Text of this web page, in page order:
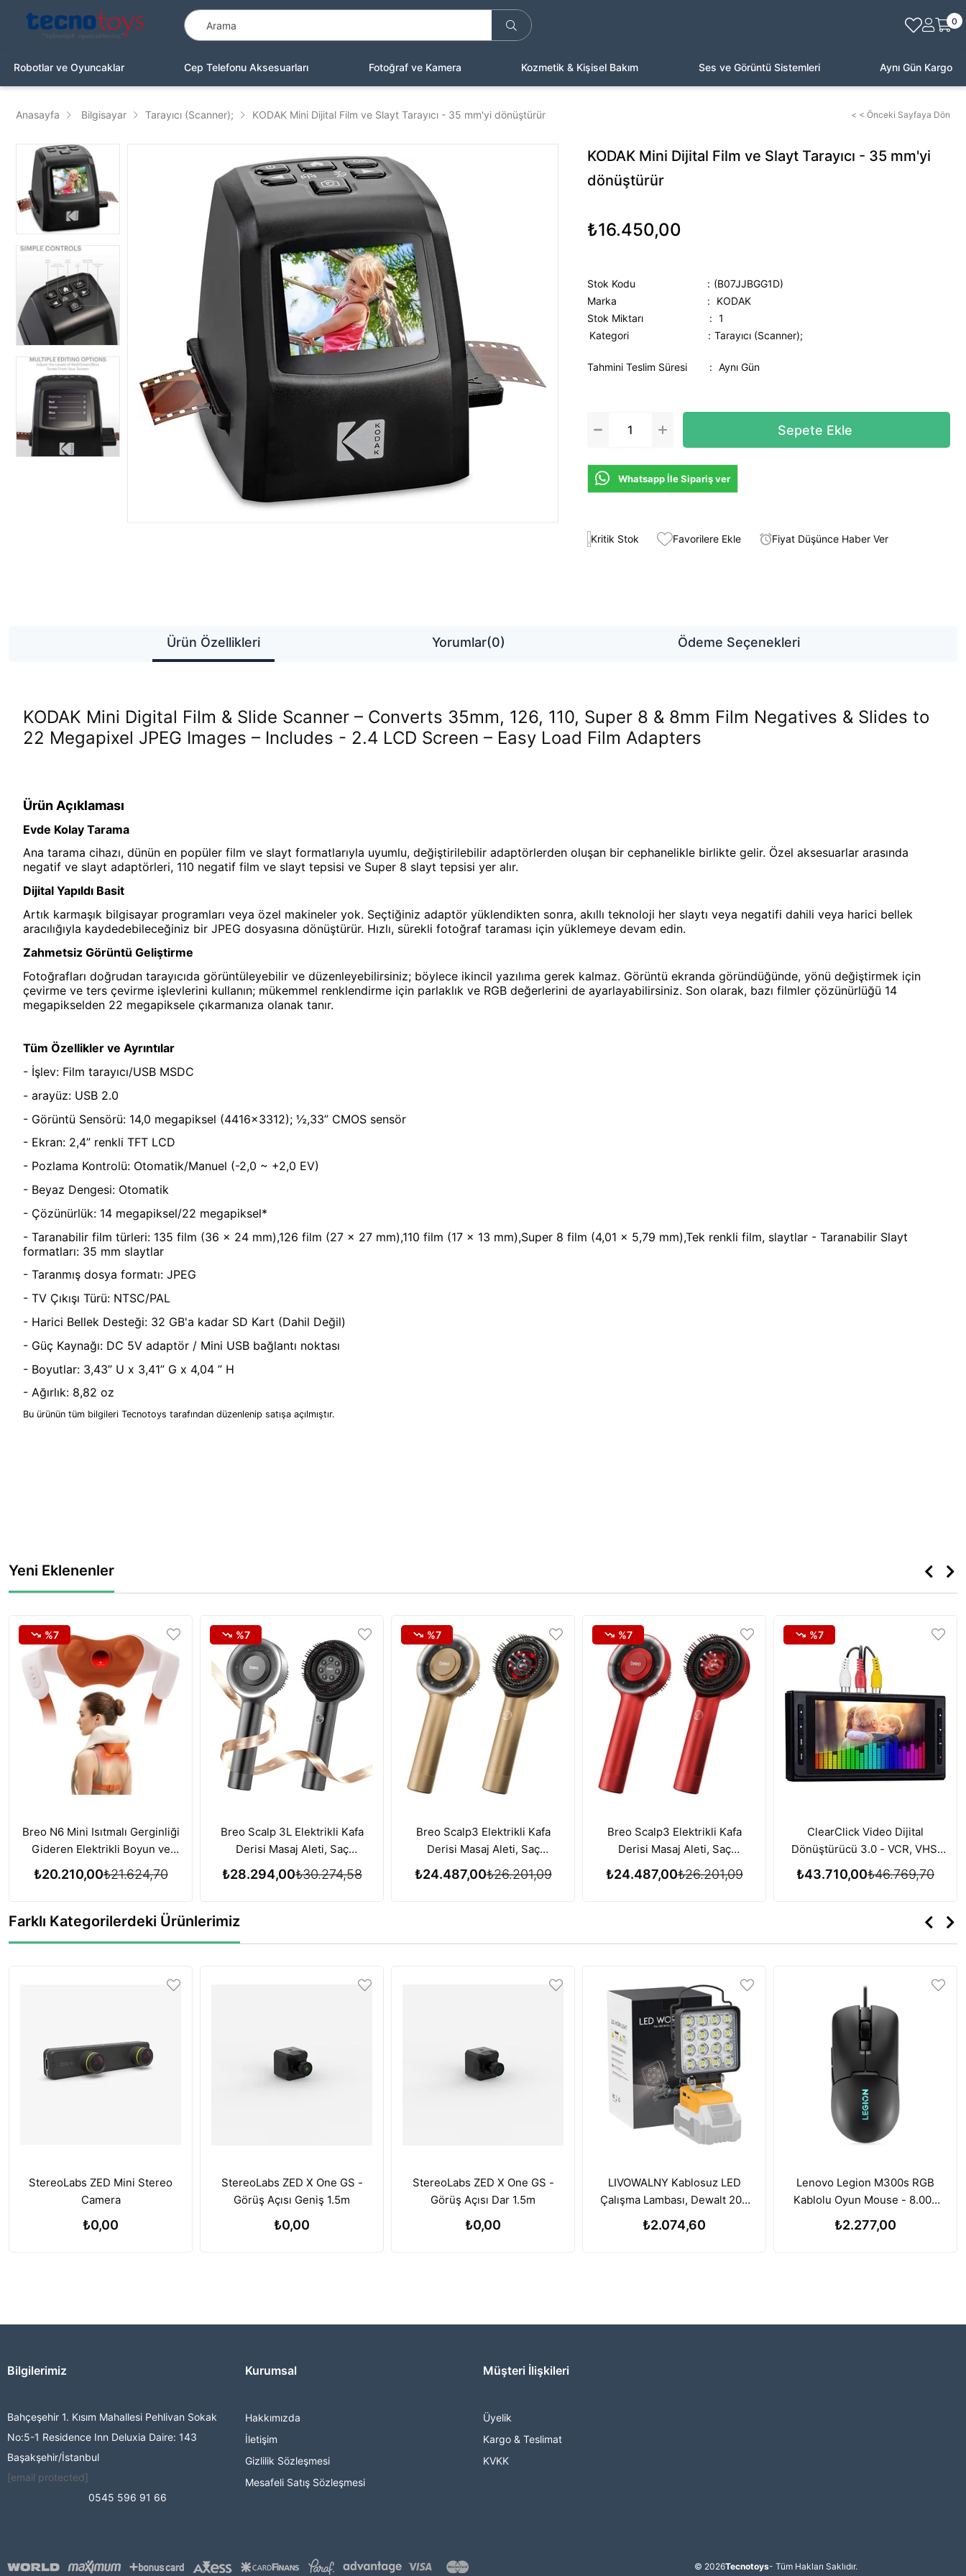
0
Robotlar ve Oyuncaklar Cep Telefonu Aksesuarları Fotoğraf ve Kamera Kozmetik & Kişisel Bakım Ses ve Görüntü Sistemleri Aynı Gün Kargo
Anasayfa Bilgisayar Tarayıcı (Scanner); KODAK Mini Dijital Film ve Slayt Tarayıcı - 35 mm'yi dönüştürür < < Önceki Sayfaya Dön
KODAK Mini Dijital Film ve Slayt Tarayıcı - 35 mm'yi
dönüştürür
₺16.450,00
Stok Kodu
(B07JJBGG1D)
Marka
:
KODAK
Stok Miktarı
: 1
Kategori
Tarayıcı (Scanner);
Tahmini Teslim Süresi : Aynı Gün
Whatsapp İle Sipariş ver
Kritik Stok Favorilere Ekle Fiyat Düşünce Haber Ver
Ürün Özellikleri Yorumlar(0) Ödeme Seçenekleri
KODAK Mini Digital Film & Slide Scanner – Converts 35mm, 126, 110, Super 8 & 8mm Film Negatives & Slides to
22 Megapixel JPEG Images – Includes - 2.4 LCD Screen – Easy Load Film Adapters
Ürün Açıklaması
Evde Kolay Tarama
Ana tarama cihazı, dünün en popüler film ve slayt formatlarıyla uyumlu, değiştirilebilir adaptörlerden oluşan bir cephanelikle birlikte gelir. Özel aksesuarlar arasında
negatif ve slayt adaptörleri, 110 negatif film ve slayt tepsisi ve Super 8 slayt tepsisi yer alır.
Dijital Yapıldı Basit
Artık karmaşık bilgisayar programları veya özel makineler yok. Seçtiğiniz adaptör yüklendikten sonra, akıllı teknoloji her slaytı veya negatifi dahili veya harici bellek
aracılığıyla kaydedebileceğiniz bir JPEG dosyasına dönüştürür. Hızlı, sürekli fotoğraf taraması için yüklemeye devam edin.
Zahmetsiz Görüntü Geliştirme
Fotoğrafları doğrudan tarayıcıda görüntüleyebilir ve düzenleyebilirsiniz; böylece ikincil yazılıma gerek kalmaz. Görüntü ekranda göründüğünde, yönü değiştirmek için
çevirme ve ters çevirme işlevlerini kullanın; mükemmel renklendirme için parlaklık ve RGB değerlerini de ayarlayabilirsiniz. Son olarak, bazı filmler çözünürlüğü 14
megapikselden 22 megapiksele çıkarmanıza olanak tanır.
Tüm Özellikler ve Ayrıntılar
- İşlev: Film tarayıcı/USB MSDC
- arayüz: USB 2.0
- Görüntü Sensörü: 14,0 megapiksel (4416x3312); ½,33” CMOS sensör
- Ekran: 2,4” renkli TFT LCD
- Pozlama Kontrolü: Otomatik/Manuel (-2,0 ~ +2,0 EV)
- Beyaz Dengesi: Otomatik
- Çözünürlük: 14 megapiksel/22 megapiksel*
- Taranabilir film türleri: 135 film (36 x 24 mm),126 film (27 x 27 mm),110 film (17 x 13 mm),Super 8 film (4,01 x 5,79 mm),Tek renkli film, slaytlar - Taranabilir Slayt
formatları: 35 mm slaytlar
- Taranmış dosya formatı: JPEG
- TV Çıkışı Türü: NTSC/PAL
- Harici Bellek Desteği: 32 GB'a kadar SD Kart (Dahil Değil)
- Güç Kaynağı: DC 5V adaptör / Mini USB bağlantı noktası
- Boyutlar: 3,43” U x 3,41” G x 4,04 ” H
- Ağırlık: 8,82 oz
Bu ürünün tüm bilgileri Tecnotoys tarafından düzenlenip satışa açılmıştır.
Yeni Eklenenler
Breo N6 Mini Isıtmalı Gerginliği
Gideren Elektrikli Boyun ve
Omuz Masaj Aleti
₺20.210,00₺21.624,70
%7
Breo Scalp 3L Elektrikli Kafa
Derisi Masaj Aleti, Saç
Büyümesi için Kırmızı Işık
Terapisi Özelliğiyle
₺28.294,00₺30.274,58
%7
Breo Scalp3 Elektrikli Kafa
Derisi Masaj Aleti, Saç
Büyümesi için Kırmızı Işık
Terapisi Özelliği - Gold
₺24.487,00₺26.201,09
%7
Breo Scalp3 Elektrikli Kafa
Derisi Masaj Aleti, Saç
Büyümesi için Kırmızı Işık
Terapisi Özelliği - Kırmızı
₺24.487,00₺26.201,09
%7
ClearClick Video Dijital
Dönüştürücü 3.0 - VCR, VHS,
AV, RCA, Hi8, DVD, Pikap, Kaset
₺43.710,00₺46.769,70
%7
Farklı Kategorilerdeki Ürünlerimiz
StereoLabs ZED Mini Stereo
Camera
₺0,00
StereoLabs ZED X One GS -
Görüş Açısı Geniş 1.5m
₺0,00
StereoLabs ZED X One GS -
Görüş Açısı Dar 1.5m
₺0,00
LIVOWALNY Kablosuz LED
Çalışma Lambası, Dewalt 20V
Batarya ile Uyumlu, 112W
₺2.074,60
Lenovo Legion M300s RGB
Kablolu Oyun Mouse - 8.000
DPI Ayarlanabilir Sensör
₺2.277,00
Bilgilerimiz
Bahçeşehir 1. Kısım Mahallesi Pehlivan Sokak
No:5-1 Residence Inn Deluxia Daire: 143
Başakşehir/İstanbul
[email protected]
0545 596 91 66
Kurumsal
Hakkımızda
İletişim
Gizlilik Sözleşmesi
Mesafeli Satış Sözleşmesi
Müşteri İlişkileri
Üyelik
Kargo & Teslimat
KVKK
© 2026Tecnotoys- Tüm Hakları Saklıdır.